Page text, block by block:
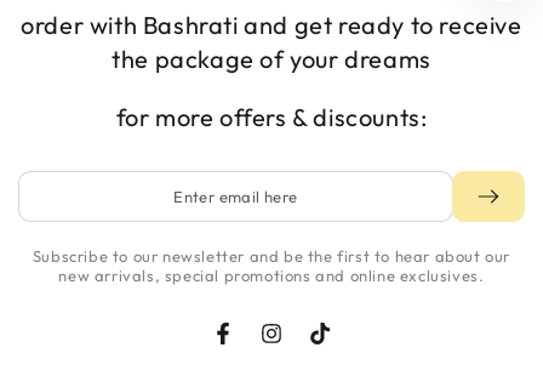
order with Bashrati and get ready to receive
the package of your dreams
for more offers & discounts:
Enter
email
here
Subscribe to our newsletter and be the first to hear about our
new arrivals, special promotions and online exclusives.
FacebookInstagram
TikTok